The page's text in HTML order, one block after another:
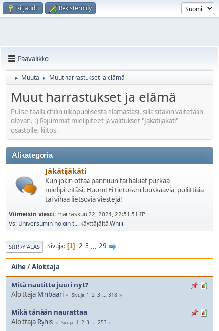
Kirjaudu Rekisteröidy
Päävalikko
► Muuta ► Muut harrastukset ja elämä
Muut harrastukset ja elämä
Pulise täällä chilin ulkopuolisesta elämästäsi, sillä sitäkin väitetään
olevan. :) Rajummat mielipiteet ja valitukset "Jäkätijäkäti"-
osastolle, kiitos.
Alikategoria
Jäkätijäkäti
Kun jokin ottaa pannuun tai haluat purkaa
mielipiteitäsi. Huom! Ei tietoisen loukkaavia, poliittisia
tai vihaa lietsovia viestejä!
Viimeisin viesti: marraskuu 22, 2024, 22:51:51 IP
Vs: Universumin noloin t... käyttäjältä Whili
SIIRRY ALAS Sivuja 1 2 3 ... 29
Aihe/Aloittaja
Mitä nautitte juuri nyt?
Aloittaja Minbaari Sivuja 1 2 3 ... 318
Mikä tänään naurattaa.
Aloittaja Ryhis Sivuja 1 2 3 ... 253